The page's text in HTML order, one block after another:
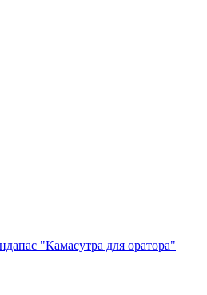
"Камасутра для оратора"